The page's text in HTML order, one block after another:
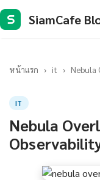
S SiamCafe
หน้าแรก › it › Nebula
IT
Nebula